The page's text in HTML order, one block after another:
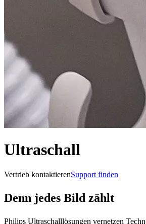
Ultraschall
Vertrieb kontaktierenSupport finden
Denn jedes Bild zählt
Philips Ultraschalllösungen vernetzen